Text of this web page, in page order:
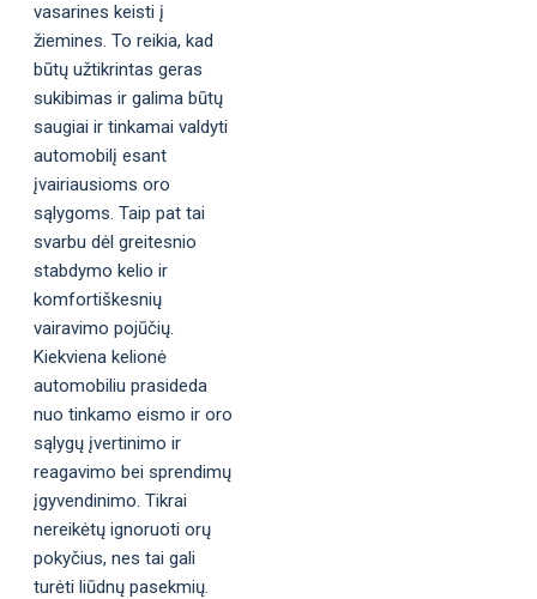
vasarines keisti į
žiemines. To reikia, kad
būtų užtikrintas geras
sukibimas ir galima būtų
saugiai ir tinkamai valdyti
automobilį esant
įvairiausioms oro
sąlygoms. Taip pat tai
svarbu dėl greitesnio
stabdymo kelio ir
komfortiškesnių
vairavimo pojūčių.
Kiekviena kelionė
automobiliu prasideda
nuo tinkamo eismo ir oro
sąlygų įvertinimo ir
reagavimo bei sprendimų
įgyvendinimo. Tikrai
nereikėtų ignoruoti orų
pokyčius, nes tai gali
turėti liūdnų pasekmių.